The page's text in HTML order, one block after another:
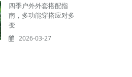
四季户外外套搭配指
南，多功能穿搭应对多
变
2026-03-27